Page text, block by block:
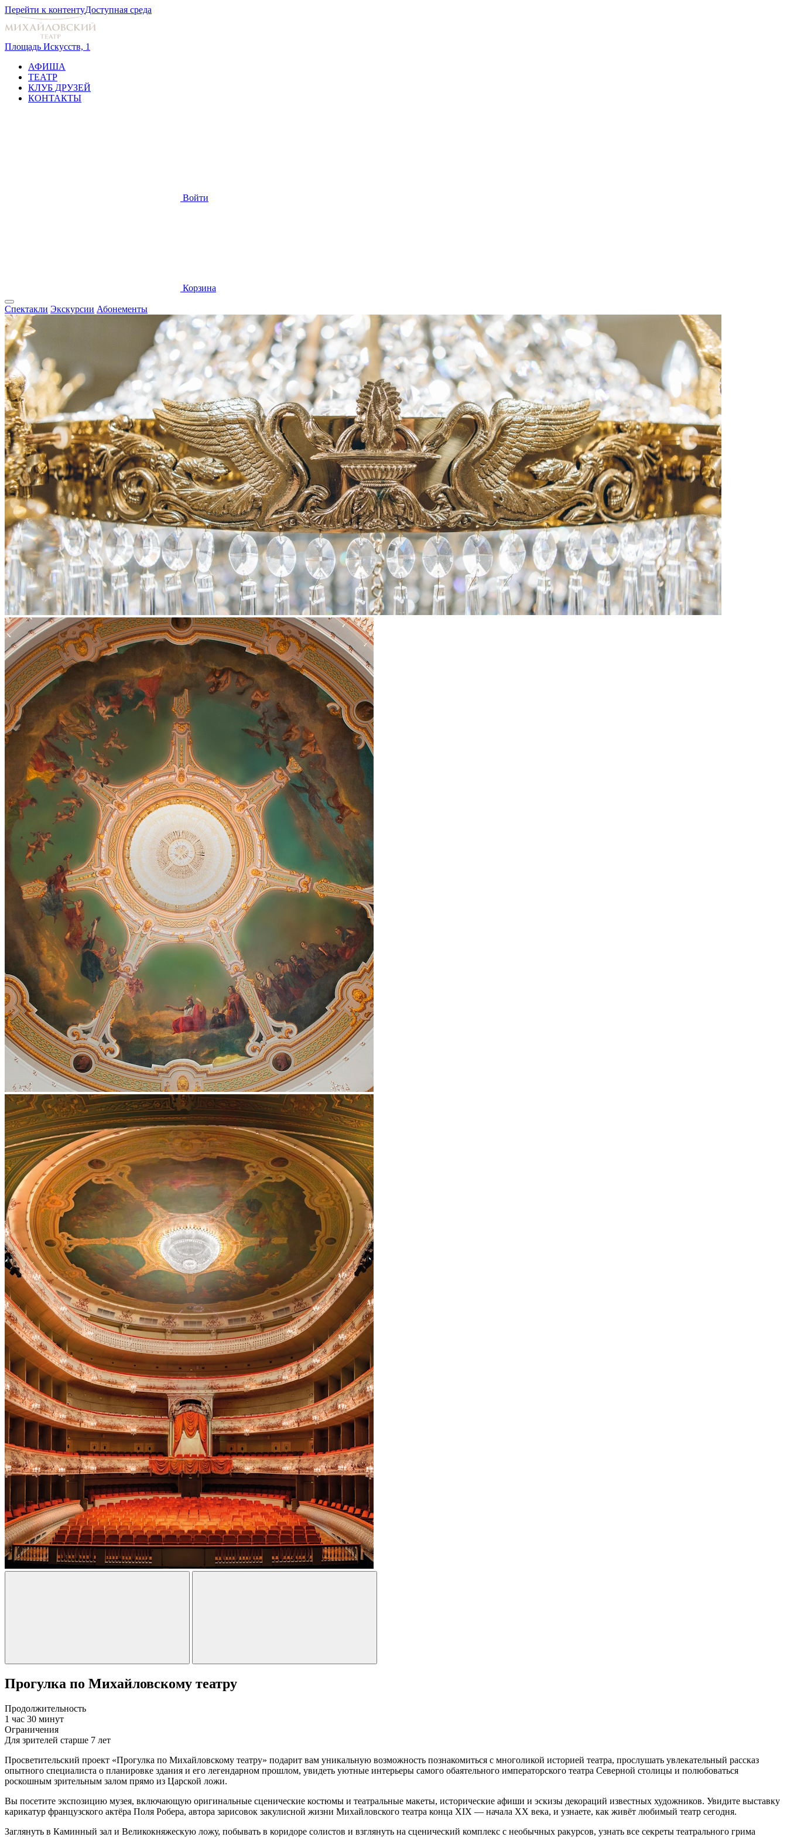
Перейти к контентуДоступная среда
Площадь Искусств, 1
АФИША
ТЕАТР
КЛУБ ДРУЗЕЙ
КОНТАКТЫ
Войти
Корзина
Спектакли Экскурсии Абонементы
Прогулка по Михайловскому театру
Продолжительность
1 час 30 минут
Ограничения
Для зрителей старше 7 лет
Просветительский проект «Прогулка по Михайловскому театру» подарит вам уникальную возможность познакомиться с многоликой историей театра, прослушать увлекательный рассказ
опытного специалиста о планировке здания и его легендарном прошлом, увидеть уютные интерьеры самого обаятельного императорского театра Северной столицы и полюбоваться
роскошным зрительным залом прямо из Царской ложи.
Вы посетите экспозицию музея, включающую оригинальные сценические костюмы и театральные макеты, исторические афиши и эскизы декораций известных художников. Увидите выставку
карикатур французского актёра Поля Робера, автора зарисовок закулисной жизни Михайловского театра конца XIX — начала XX века, и узнаете, как живёт любимый театр сегодня.
Заглянуть в Каминный зал и Великокняжескую ложу, побывать в коридоре солистов и взглянуть на сценический комплекс с необычных ракурсов, узнать все секреты театрального грима